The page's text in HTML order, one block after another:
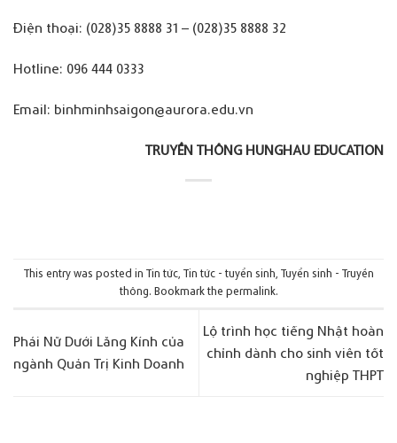
Điện thoại: (028)35 8888 31 – (028)35 8888 32
Hotline: 096 444 0333
Email: binhminhsaigon@aurora.edu.vn
TRUYỀN THÔNG HUNGHAU EDUCATION
This entry was posted in Tin tức, Tin tức - tuyển sinh, Tuyển sinh - Truyền
thông. Bookmark the permalink.
Phái Nữ Dưới Lăng Kính của
ngành Quản Trị Kinh Doanh
Lộ trình học tiếng Nhật hoàn
chỉnh dành cho sinh viên tốt
nghiệp THPT